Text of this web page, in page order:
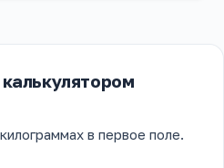
в первое поле.